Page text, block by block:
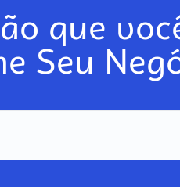
que
Seu